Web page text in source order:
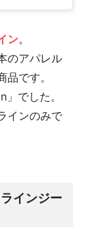
ン。
のアパレル
です。
でした。
インのみで
インジー